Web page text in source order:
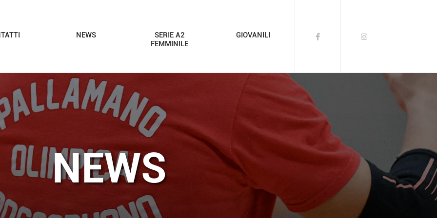
NEWS
SERIE A2
FEMMINILE
GIOVANILI
NEWS